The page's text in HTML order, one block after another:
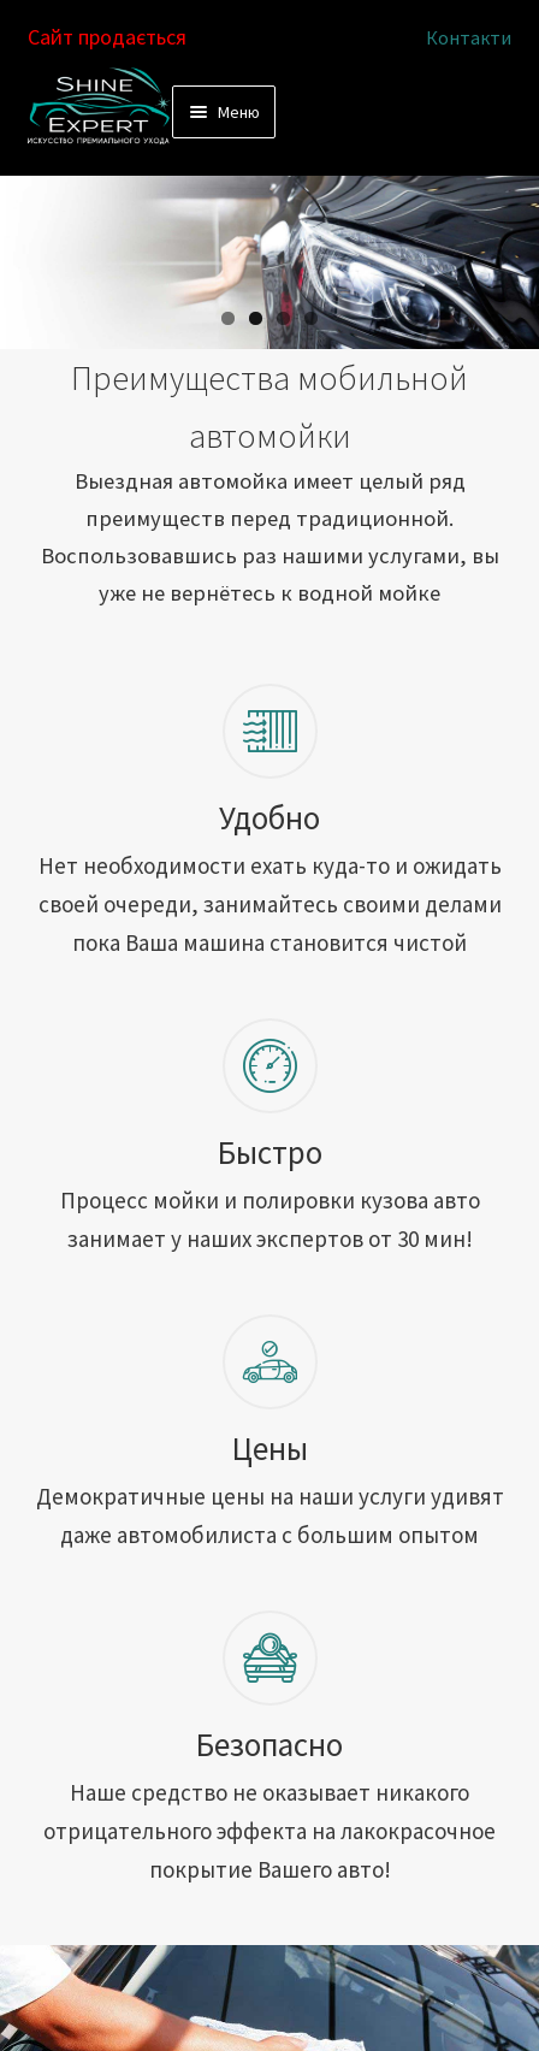
Перейти
к
Перейти
к
Сайт продається Контакти
Меню
Выездная автомойка
Химчистка салона
Подетальная химчистка
Как это работает
Сотрудничество
Вакансии
Адреса обслуживания
Контакты
Преимущества мобильной
автомойки
Выездная автомойка имеет целый ряд
преимуществ перед традиционной.
Воспользовавшись раз нашими услугами, вы
уже не вернётесь к водной мойке
Удобно
Нет необходимости ехать куда-то и ожидать
своей очереди, занимайтесь своими делами
пока Ваша машина становится чистой
Быстро
Процесс мойки и полировки кузова авто
занимает у наших экспертов от 30 мин!
Цены
Демократичные цены на наши услуги удивят
даже автомобилиста с большим опытом
Безопасно
Наше средство не оказывает никакого
отрицательного эффекта на лакокрасочное
покрытие Вашего авто!